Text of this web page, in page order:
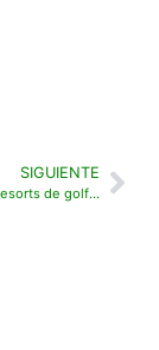
SIGUIENTE
El futuro de los resorts de golf tras la pandemia, a debate en un webinar organizado por Arum Group y la AECG